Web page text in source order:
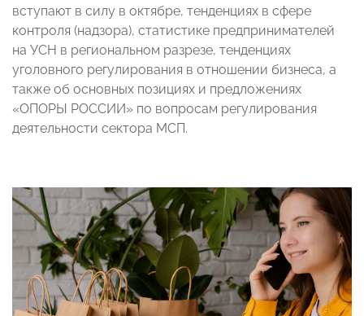
вступают в силу в октябре, тенденциях в сфере
контроля (надзора), статистике предпринимателей
на УСН в региональном разрезе, тенденциях
уголовного регулирования в отношении бизнеса, а
также об основных позициях и предложениях
«ОПОРЫ РОССИИ» по вопросам регулирования
деятельности сектора МСП.